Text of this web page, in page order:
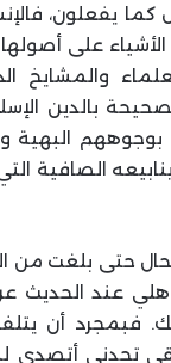
كما يفعلون،
على
والمشايخ
بالدين
بوجوههم البهية
ينابيعه الصافية
حتى بلغت من
عند الحديث
فبمجرد أن
تجدني أتصدى